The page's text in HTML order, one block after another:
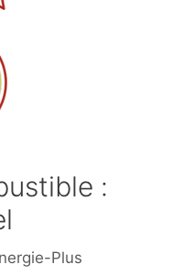
:
Plus